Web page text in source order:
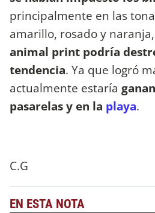
principalmente en las
amarillo, rosado y naranja,
animal print podría
tendencia. Ya que logró
actualmente estaría
pasarelas y en la playa.
C.G
EN ESTA NOTA